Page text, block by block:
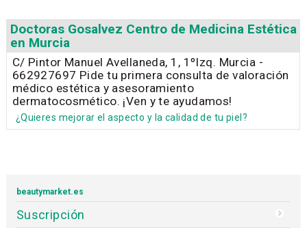
Doctoras Gosalvez Centro de Medicina Estética
en Murcia
C/ Pintor Manuel Avellaneda, 1, 1ºIzq. Murcia -
662927697 Pide tu primera consulta de valoración
médico estética y asesoramiento
dermatocosmético. ¡Ven y te ayudamos!
¿Quieres mejorar el aspecto y la calidad de tu piel?
beautymarket.es
Suscripción